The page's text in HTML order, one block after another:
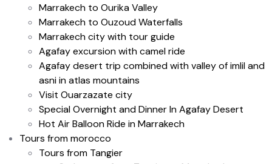
Marrakech to Ourika Valley
Marrakech to Ouzoud Waterfalls
Marrakech city with tour guide
Agafay excursion with camel ride
Agafay desert trip combined with valley of imlil and
asni in atlas mountains
Visit Ouarzazate city
Special Overnight and Dinner In Agafay Desert
Hot Air Balloon Ride in Marrakech
Tours from morocco
Tours from Tangier